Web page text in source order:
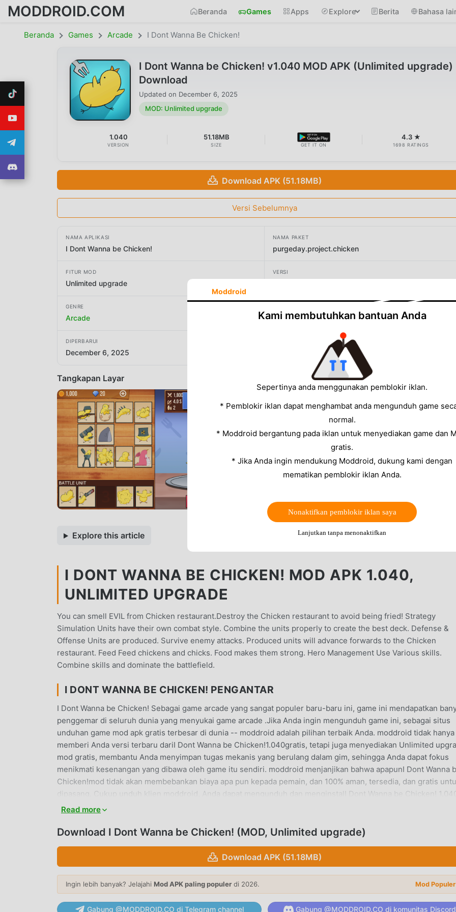
MODDROID.COM Beranda Games Apps Explore Berita Bahasa
Beranda Games Arcade I Dont Wanna Be Chicken!
I Dont Wanna be Chicken! v1.040 MOD APK (Unlimited upgrade)
Download
Updated on December 6, 2025
MOD: Unlimited upgrade
1.040
VERSION
51.18MB
SIZE GET IT ON
4.3 ★
1698 RATINGS
Download APK (51.18MB)
Versi Sebelumnya
NAMA APLIKASI
I Dont Wanna be Chicken!
NAMA PAKET
purgeday.project.chicken
FITUR MOD
Unlimited upgrade
VERSI
GENRE
Arcade DaiParkSoft
DIPERBARUI
December 6, 2025
Tangkapan Layar
Explore this article
I DONT WANNA BE CHICKEN! MOD APK 1.040,
UNLIMITED UPGRADE
You can smell EVIL from Chicken restaurant.Destroy the Chicken restaurant to avoid being fried! Strategy
Simulation Units have their own combat style. Combine the units properly to create the best deck. Defense &
Offense Units are produced. Survive enemy attacks. Produced units will advance forwards to the Chicken
restaurant. Feed Feed chickens and chicks. Food makes them strong. Hero Management Use Various skills.
Combine skills and dominate the battlefield.
I DONT WANNA BE CHICKEN! PENGANTAR
I Dont Wanna be Chicken! Sebagai game arcade yang sangat populer baru-baru ini, game ini mendapatkan
penggemar di seluruh dunia yang menyukai game arcade .Jika Anda ingin mengunduh game ini, sebagai situs
unduhan game mod apk gratis terbesar di dunia -- moddroid adalah pilihan terbaik Anda. moddroid tidak hanya
memberi Anda versi terbaru dariI Dont Wanna be Chicken!1.040gratis, tetapi juga menyediakan Unlimited
mod gratis, membantu Anda menyimpan tugas mekanis yang berulang dalam gim, sehingga Anda dapat fokus
menikmati kesenangan yang dibawa oleh game itu sendiri. moddroid menjanjikan bahwa apapunI Dont Wanna
Chicken!mod tidak akan membebankan biaya apa pun kepada pemain, dan 100% aman, tersedia, dan gratis
dipasang. Cukup unduh klien moddroid, Anda dapat mengunduh dan menginstalI Dont Wanna be Chicken!
dengan satu klik. Tunggu apa lagi, unduh moddroid dan mainkan!
GAMEPLAY UNIK
I Dont Wanna be Chicken! Sebagai game terkenal arcade ,gameplaynya yang unik telah membantunya
banyak penggemar di seluruh dunia. Tidak seperti tradisional arcade game, diI Dont Wanna be Chicken!, Anda
hanya perlu melalui tutorial pemula, sehingga Anda dapat dengan mudah memulai seluruh permainan dan
menikmati kesenangan yang dibawa secara klasik arcade game I Dont Wanna be Chicken! 1.040. Pada saat yang
Read more
Download I Dont Wanna be Chicken! (MOD, Unlimited upgrade)
Download APK (51.18MB)
Ingin lebih banyak? Jelajahi Mod APK paling populer di 2026. Mod
Gabung @MODDROID.CO di Telegram channel Gabung @MODDROID.CO di komunitas Discord
Moddroid
Kami membutuhkan bantuan Anda
Sepertinya anda menggunakan pemblokir iklan.
* Pemblokir iklan dapat menghambat anda mengunduh game
normal.
* Moddroid bergantung pada iklan untuk menyediakan game dan
gratis.
* Jika Anda ingin mendukung Moddroid, dukung kami dengan
mematikan pemblokir iklan Anda.
Nonaktifkan pemblokir iklan saya
Lanjutkan tanpa menonaktifkan